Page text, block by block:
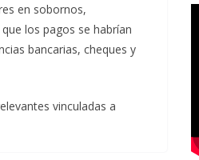
en sobornos,
los pagos se habrían
bancarias, cheques y
vinculadas a